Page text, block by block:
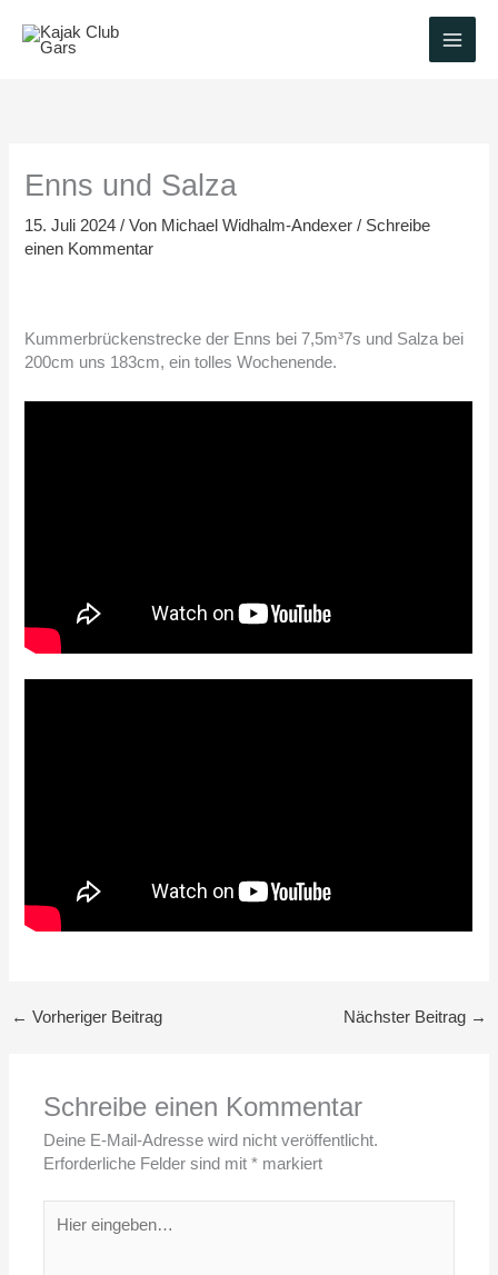
Inhalt
springen
Enns und Salza
15. Juli 2024/ Von Michael Widhalm-Andexer/ Schreibe
einen Kommentar
Kummerbrückenstrecke der Enns bei 7,5m³7s und Salza bei
200cm uns 183cm, ein tolles Wochenende.
← Vorheriger Beitrag Nächster Beitrag →
Schreibe einen Kommentar
Deine E-Mail-Adresse wird nicht veröffentlicht.
Erforderliche Felder sind mit* markiert
eingeben…